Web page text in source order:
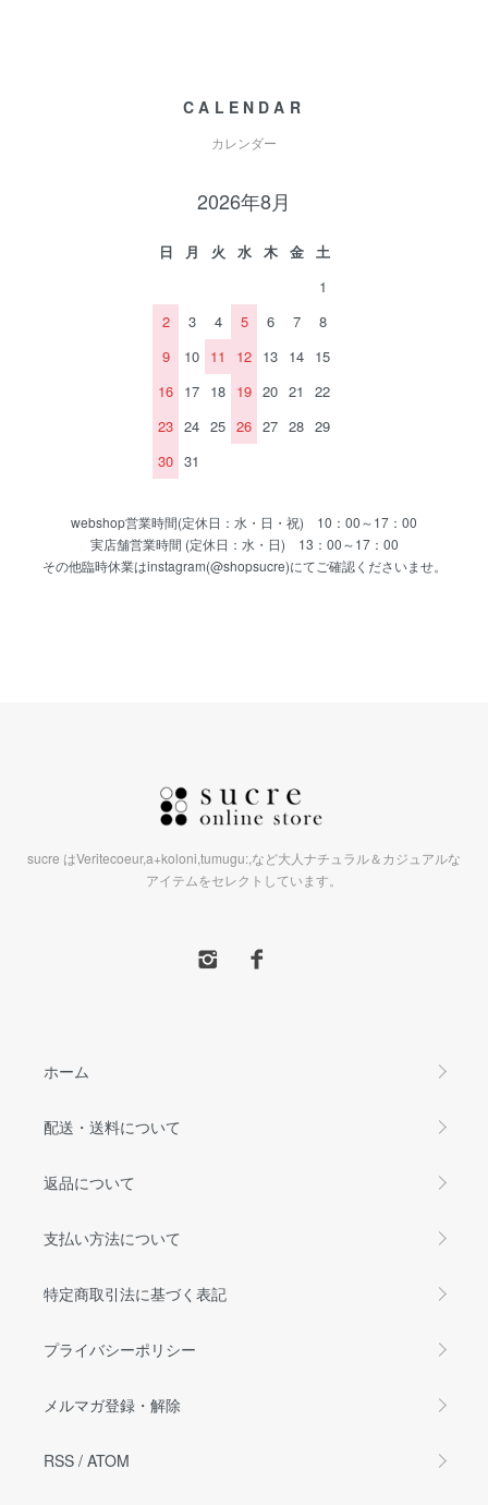
CALENDAR
カレンダー
2026年8月
日 月 火 水 木 金
土
1
2
3 4 5 6 7
8
9
10 11 12 13 14 15
16 17 18 19 20 21
22
23 24 25 26 27 28 29
30 31
webshop営業時間(定休日：水・日・祝) 10：00～17：00
実店舗営業時間 (定休日：水・日) 13：00～17：00
その他臨時休業はinstagram(@shopsucre)にてご確認くださいませ。
sucre はVeritecoeur,a+koloni,tumugu:,など大人ナチュラル＆カジュアルな
アイテムをセレクトしています。
ホーム
配送・送料について
返品について
支払い方法について
特定商取引法に基づく表記
プライバシーポリシー
メルマガ登録・解除
RSS / ATOM